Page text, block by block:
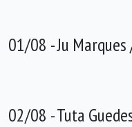
01/08 - Ju
02/08 - Tuta